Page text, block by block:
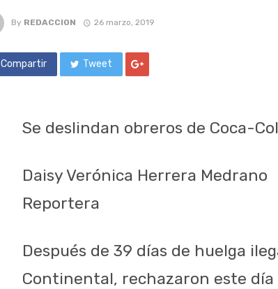
By REDACCION 26 marzo, 2019
Compartir Tweet
Se deslindan obreros de Coca-
Daisy Verónica Herrera Medrano
Reportera
Después de 39 días de huelga
Continental, rechazaron este día